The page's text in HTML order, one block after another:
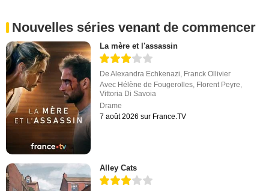
Nouvelles séries venant de commencer
La mère et l'assassin
DeAlexandra Echkenazi, Franck Ollivier
Avec Hélène de Fougerolles, Florent Peyre,
Vittoria Di Savoia
Drame
7 août 2026 sur France.TV
Alley Cats